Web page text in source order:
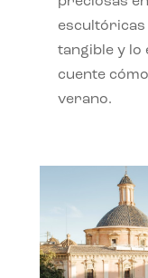
tangible y lo
cuente
verano.